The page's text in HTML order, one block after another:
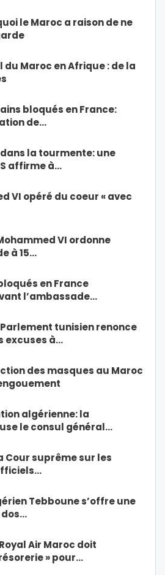
le Maroc a raison de ne
Maroc en Afrique : de la
bloqués en France:
de…
la tourmente: une
affirme à…
VI opéré du coeur « avec
VI ordonne
à 15…
en France
l’ambassade…
tunisien renonce
excuses à…
des masques au Maroc
algérienne: la
le consul général…
Cour suprême sur les
Tebboune s’offre une
Air Maroc doit
» pour…